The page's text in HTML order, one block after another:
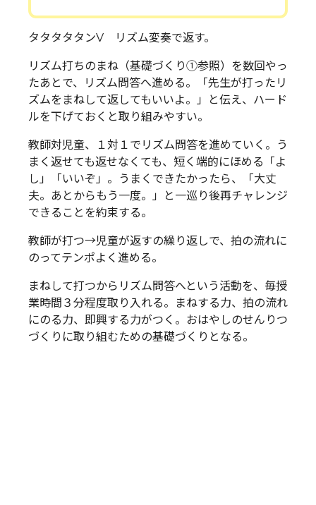
タタタタタンV リズム変奏で返す。
リズム打ちのまね（基礎づくり①参照）を数回やっ
たあとで、リズム問答へ進める。「先生が打ったリ
ズムをまねして返してもいいよ。」と伝え、ハード
ルを下げておくと取り組みやすい。
教師対児童、１対１でリズム問答を進めていく。う
まく返せても返せなくても、短く端的にほめる「よ
し」「いいぞ」。うまくできたかったら、「大丈
夫。あとからもう一度。」と一巡り後再チャレンジ
できることを約束する。
教師が打つ→児童が返すの繰り返しで、拍の流れに
のってテンポよく進める。
まねして打つからリズム問答へという活動を、毎授
業時間３分程度取り入れる。まねする力、拍の流れ
にのる力、即興する力がつく。おはやしのせんりつ
づくりに取り組むための基礎づくりとなる。